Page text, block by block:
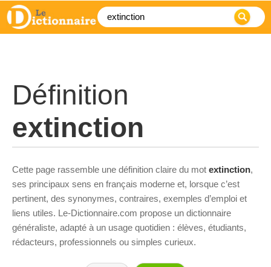
Définition
extinction
Cette page rassemble une définition claire du mot extinction,
ses principaux sens en français moderne et, lorsque c’est
pertinent, des synonymes, contraires, exemples d’emploi et
liens utiles. Le-Dictionnaire.com propose un dictionnaire
généraliste, adapté à un usage quotidien : élèves, étudiants,
rédacteurs, professionnels ou simples curieux.